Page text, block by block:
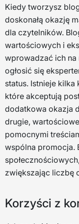
Kiedy tworzysz
doskonałą okazję
dla czytelników.
wartościowych i
wprowadzać ich
ogłosić się
status. Istnieje
które akceptują
dodatkowa okazja
drugie,
pomocnymi
wspólna promocja.
zwiększając liczbę
Korzyści z